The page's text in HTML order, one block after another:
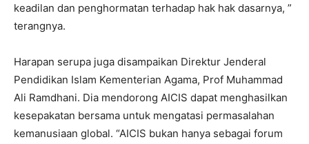
keadilan dan penghormatan terhadap hak hak dasarnya, ”
terangnya.
Harapan serupa juga disampaikan Direktur Jenderal
Pendidikan Islam Kementerian Agama, Prof Muhammad
Ali Ramdhani. Dia mendorong AICIS dapat menghasilkan
kesepakatan bersama untuk mengatasi permasalahan
kemanusiaan global. “AICIS bukan hanya sebagai forum